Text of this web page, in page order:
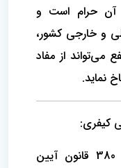
آن حرام است و
و خارجی کشور،
می‌تواند از مفاد
نماید.
به موجب مقررات تبصره 2 ماده 380 قانون آیین